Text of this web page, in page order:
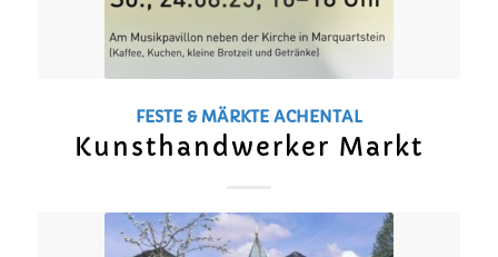
FESTE & MÄRKTE ACHENTAL
Kunsthandwerker Markt